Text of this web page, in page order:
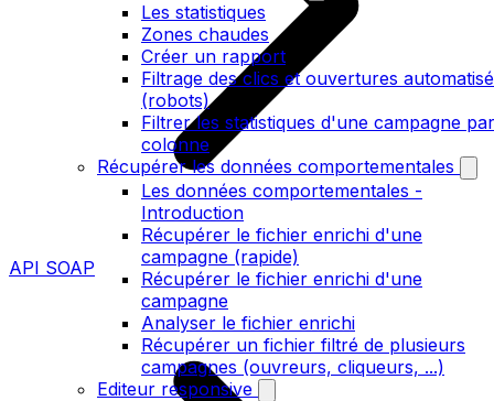
Les statistiques
Zones chaudes
Créer un rapport
Filtrage des clics et ouvertures
(robots)
Filtrer les statistiques d'une campagne par
colonne
Récupérer les données comportementales
Les données comportementales -
Introduction
Récupérer le fichier enrichi d'une
campagne (rapide)
Récupérer le fichier enrichi d'une
campagne
Analyser le fichier enrichi
Récupérer un fichier filtré de plusieurs
campagnes (ouvreurs, cliqueurs, ...)
Editeur responsive
API SOAP